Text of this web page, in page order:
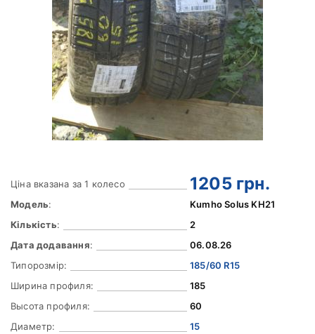
Ціна вказана за 1 колесо 1205 грн.
Модель:
Kumho Solus KH21
Кількість:
2
Дата додавання:
06.08.26
Типорозмір:
185/60 R15
Ширина профиля:
185
Высота профиля:
60
Диаметр:
15